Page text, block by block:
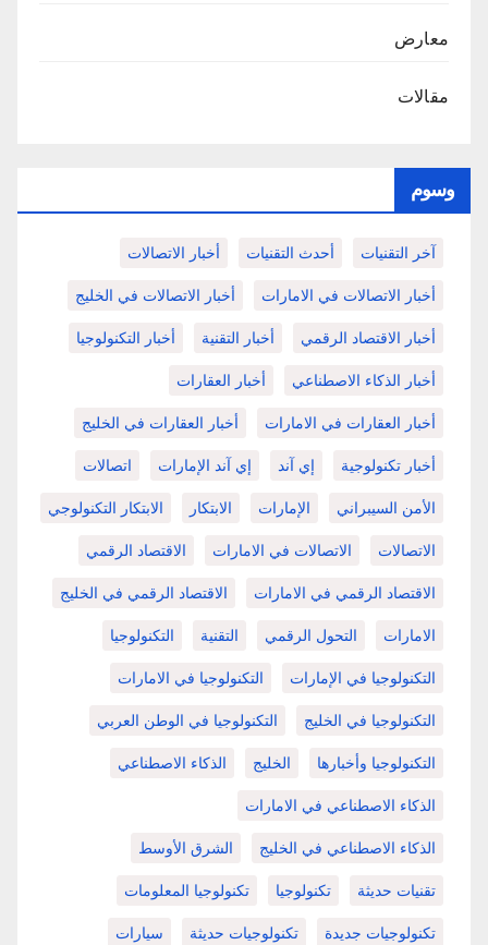
معارض
مقالات
وسوم
آخر التقنيات أحدث التقنيات أخبار الاتصالات
أخبار الاتصالات في الامارات أخبار الاتصالات في الخليج
أخبار الاقتصاد الرقمي أخبار التقنية أخبار التكنولوجيا
أخبار الذكاء الاصطناعي أخبار العقارات
أخبار العقارات في الامارات أخبار العقارات في الخليج
أخبار تكنولوجية إي آند إي آند الإمارات اتصالات
الأمن السيبراني الإمارات الابتكار الابتكار التكنولوجي
الاتصالات الاتصالات في الامارات الاقتصاد الرقمي
الاقتصاد الرقمي في الامارات الاقتصاد الرقمي في الخليج
الامارات التحول الرقمي التقنية التكنولوجيا
التكنولوجيا في الإمارات التكنولوجيا في الامارات
التكنولوجيا في الخليج التكنولوجيا في الوطن العربي
التكنولوجيا وأخبارها الخليج الذكاء الاصطناعي
الذكاء الاصطناعي في الامارات
الذكاء الاصطناعي في الخليج الشرق الأوسط
تقنيات حديثة تكنولوجيا تكنولوجيا المعلومات
تكنولوجيات جديدة تكنولوجيات حديثة سيارات